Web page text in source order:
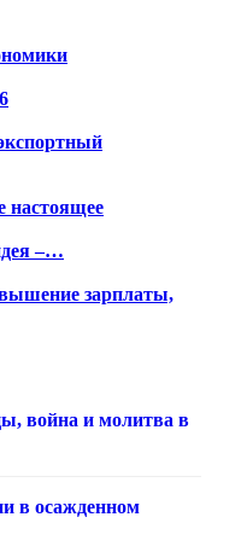
настоящее
–…
зарплаты,
война и молитва в
в осажденном